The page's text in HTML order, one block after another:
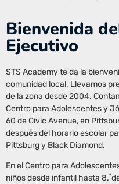
Bienvenida
Ejecutivo
STS Academy te da la
comunidad local. Llevamos
de la zona desde 2004.
Centro para Adolescentes y
60 de Civic Avenue, en
después del horario escolar
Pittsburg y Black Diamond.
En el Centro para
niños desde infantil hasta 8.º